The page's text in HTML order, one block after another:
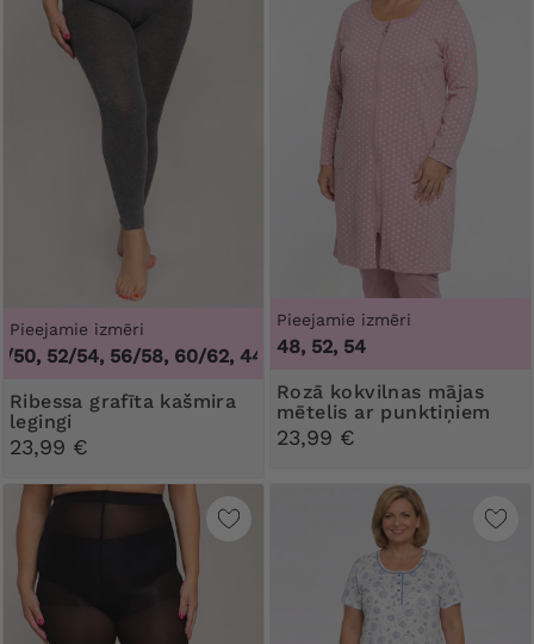
Pieejamie izmēri
52/54, 56/58, 60/62,44/46, 48/50, 52/54, 56/58, 60/62
Ribessa grafīta kašmira
legingi
23,99 €
Pieejamie izmēri
48, 52, 54
Rozā kokvilnas mājas
mētelis ar punktiņiem
23,99 €